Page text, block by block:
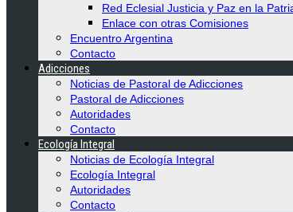
Red Eclesial Justicia y Paz en la
Enlace con otras Comisiones
Encuentro Argentina
Contacto
Adicciones
Noticias de Pastoral de Adicciones
Pastoral de Adicciones
Autoridades
Contacto
Ecología Integral
Noticias de Ecología Integral
Ecología Integral
Autoridades
Contacto